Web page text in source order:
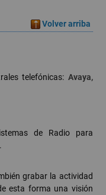
Volver arriba
telefónicas: Avaya,
de Radio para
grabar la actividad
esta forma una visión